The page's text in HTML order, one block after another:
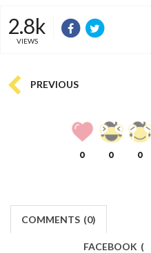
2.8k
VIEWS
PREVIOUS
0 0 0
COMMENTS (0)
FACEBOOK (